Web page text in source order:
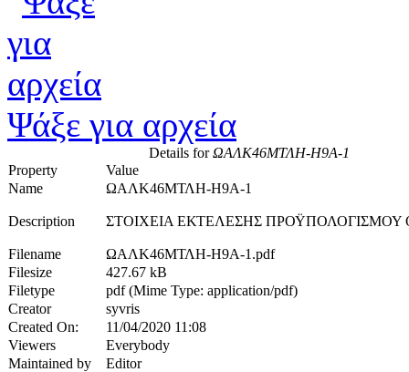
Ψάξε για αρχεία
Details forΩΑΛΚ46ΜΤΛΗ-Η9Α-1
Property
Value
Name
ΩΑΛΚ46ΜΤΛΗ-Η9Α-1
Description ΣΤΟΙΧΕΙΑ ΕΚΤΕΛΕΣΗΣ ΠΡΟΫΠΟΛΟΓΙΣΜΟΥ
Filename
ΩΑΛΚ46ΜΤΛΗ-Η9Α-1.pdf
Filesize
427.67 kB
Filetype
pdf (Mime Type: application/pdf)
Creator
syvris
Created On:
11/04/2020 11:08
Viewers
Everybody
Maintained by
Editor